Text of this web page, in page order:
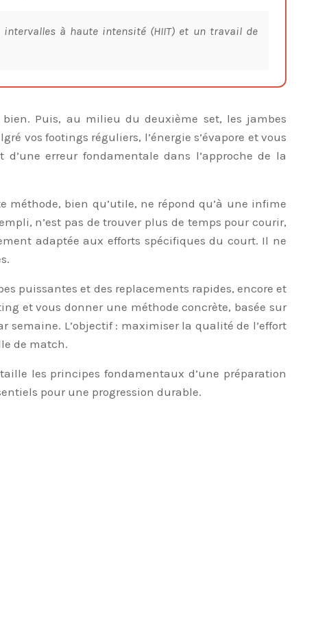
à haute intensité (HIIT) et un travail de
Puis, au milieu du deuxième set, les jambes
vos footings réguliers, l’énergie s’évapore et vous
erreur fondamentale dans l’approche de la
méthode, bien qu’utile, ne répond qu’à une infime
n’est pas de trouver plus de temps pour courir,
adaptée aux efforts spécifiques du court. Il ne
puissantes et des replacements rapides, encore et
et vous donner une méthode concrète, basée sur
L’objectif : maximiser la qualité de l’effort
de match.
les principes fondamentaux d’une préparation
pour une progression durable.